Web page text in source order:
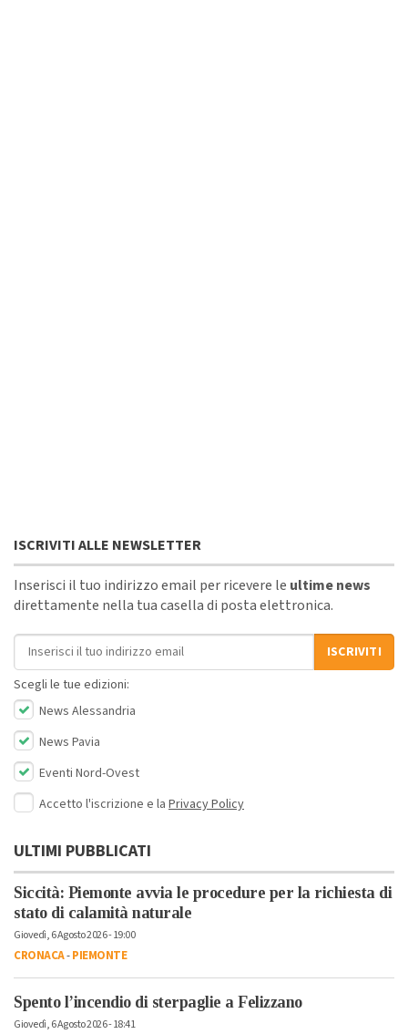
ISCRIVITI ALLE NEWSLETTER
Inserisci il tuo indirizzo email per ricevere le ultime news
direttamente nella tua casella di posta elettronica.
Indirizzo email
ISCRIVITI
Scegli le tue edizioni:
News Alessandria
News Pavia
Eventi Nord-Ovest
Accetto l'iscrizione e la Privacy Policy
ULTIMI PUBBLICATI
Siccità: Piemonte avvia le procedure per la richiesta di
stato di calamità naturale
Giovedì, 6 Agosto 2026 - 19:00
CRONACA-PIEMONTE
Spento l’incendio di sterpaglie a Felizzano
Giovedì, 6 Agosto 2026 - 18:41